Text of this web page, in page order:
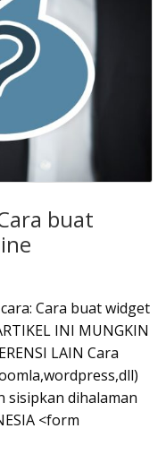
buat
Cara buat widget
INI MUNGKIN
LAIN Cara
sisipkan dihalaman
<form